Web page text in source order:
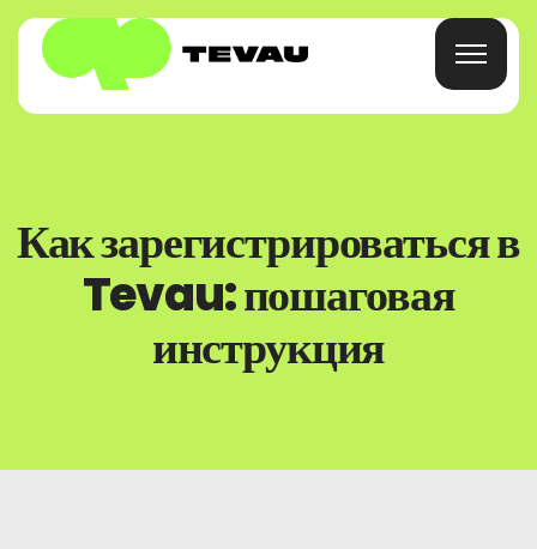
Карточка
Как зарегистрироваться в
Tevau: пошаговая
инструкция